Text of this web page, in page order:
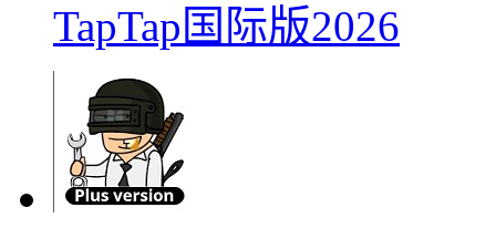
TapTap国际版2026